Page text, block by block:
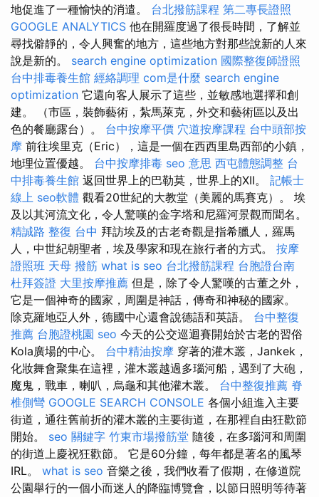
地促進了一種愉快的消遣。 台北撥筋課程 第二專長證照
GOOGLE ANALYTICS 他在開羅度過了很長時間，了解並
尋找僻靜的，令人興奮的地方，這些地方對那些說新的人來
說是新的。 search engine optimization 國際整復師證照
台中排毒養生館 經絡調理 com是什麼 search engine
optimization 它還向客人展示了這些，並敏感地選擇和創
建。 （市區，裝飾藝術，紮馬萊克，外交和藝術區以及出
色的餐廳露台）。 台中按摩平價 穴道按摩課程 台中頭部按
摩 前往埃里克（Eric），這是一個在西西里島西部的小鎮，
地理位置優越。 台中按摩排毒 seo 意思 西屯體態調整 台
中排毒養生館 返回世界上的巴勒莫，世界上的XII。 記帳士
線上 seo軟體 觀看20世紀的大教堂（美麗的馬賽克）。 埃
及以其河流文化，令人驚嘆的金字塔和尼羅河景觀而聞名。
精誠路 整復 台中 拜訪埃及的古老奇觀是指希臘人，羅馬
人，中世紀朝聖者，埃及學家和現在旅行者的方式。 按摩
證照班 天母 撥筋 what is seo 台北撥筋課程 台胞證台南
杜拜簽證 大里按摩推薦 但是，除了令人驚嘆的古董之外，
它是一個神奇的國家，周圍是神話，傳奇和神秘的國家。
除克羅地亞人外，德國中心還會說德語和英語。 台中整復
推薦 台胞證桃園 seo 今天的公交巡迴賽開始於古老的習俗
Kola廣場的中心。 台中精油按摩 穿著的灌木叢，Jankek，
化妝舞會聚集在這裡，灌木叢越過多瑙河船，遇到了大砲，
魔鬼，戰車，喇叭，烏龜和其他灌木叢。 台中整復推薦 脊
椎側彎 GOOGLE SEARCH CONSOLE 各個小組進入主要
街道，通往舊前折的灌木叢的主要街道，在那裡自由狂歡節
開始。 seo 關鍵字 竹東市場撥筋堂 隨後，在多瑙河和周圍
的街道上慶祝狂歡節。 它是60分鐘，每年都是著名的風琴
IRL。 what is seo 音樂之後，我們收看了假期，在修道院
公園舉行的一個小而迷人的降臨博覽會，以節日照明等待著